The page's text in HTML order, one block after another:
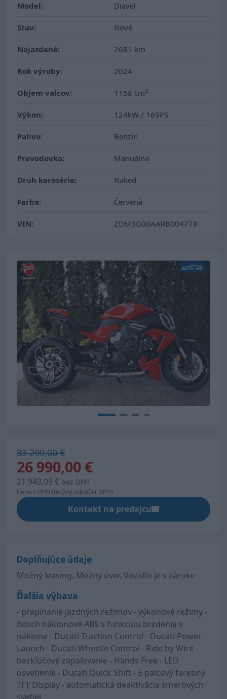
Model: Diavel
Stav: Nové
Najazdené: 2681 km
Rok výroby: 2024
Objem valcov: 1158 cm3
Výkon: 124kW / 169PS
Palivo: Benzín
Prevodovka: Manuálna
Druh karosérie: Naked
Farba: Červená
VIN: ZDM3G00AARB004778
33 290,00 €
26 990,00 €
21 943,09 € bez DPH
Cena s DPH (možný odpočet DPH)
Kontakt na predajcu
Doplňujúce údaje
Možný leasing, Možný úver, Vozidlo je v záruke
Ďalšia výbava
- prepínanie jazdných režimov - výkonové režimy -
Bosch náklonové ABS s funkciou brzdenia v
náklone - Ducati Traction Control - Ducati Power
Launch - Ducati Wheelie Control - Ride by Wire -
bezkľúčové zapaľovanie - Hands Free - LED
osvetlenie - Ducati Quick Shift - 5 palcový farebný
TFT Display - automatická deaktivácia smerových
svetiel